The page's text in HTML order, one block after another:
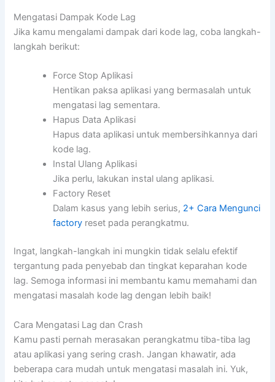
Mengatasi Dampak Kode Lag
Jika kamu mengalami dampak dari kode lag, coba langkah-
langkah berikut:
Force Stop Aplikasi
Hentikan paksa aplikasi yang bermasalah untuk
mengatasi lag sementara.
Hapus Data Aplikasi
Hapus data aplikasi untuk membersihkannya dari
kode lag.
Instal Ulang Aplikasi
Jika perlu, lakukan instal ulang aplikasi.
Factory Reset
Dalam kasus yang lebih serius, 2+ Cara Mengunci
factory reset pada perangkatmu.
Ingat, langkah-langkah ini mungkin tidak selalu efektif
tergantung pada penyebab dan tingkat keparahan kode
lag. Semoga informasi ini membantu kamu memahami dan
mengatasi masalah kode lag dengan lebih baik!
Cara Mengatasi Lag dan Crash
Kamu pasti pernah merasakan perangkatmu tiba-tiba lag
atau aplikasi yang sering crash. Jangan khawatir, ada
beberapa cara mudah untuk mengatasi masalah ini. Yuk,